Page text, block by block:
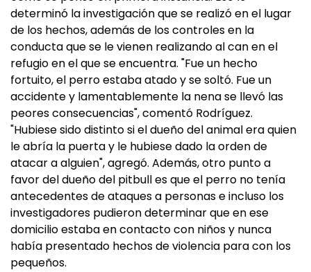
determinó la investigación que se realizó en el lugar
de los hechos, además de los controles en la
conducta que se le vienen realizando al can en el
refugio en el que se encuentra. "Fue un hecho
fortuito, el perro estaba atado y se soltó. Fue un
accidente y lamentablemente la nena se llevó las
peores consecuencias", comentó Rodríguez.
"Hubiese sido distinto si el dueño del animal era quien
le abría la puerta y le hubiese dado la orden de
atacar a alguien", agregó. Además, otro punto a
favor del dueño del pitbull es que el perro no tenía
antecedentes de ataques a personas e incluso los
investigadores pudieron determinar que en ese
domicilio estaba en contacto con niños y nunca
había presentado hechos de violencia para con los
pequeños.